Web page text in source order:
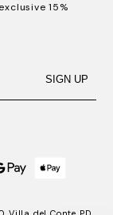
15%
SIGN UP